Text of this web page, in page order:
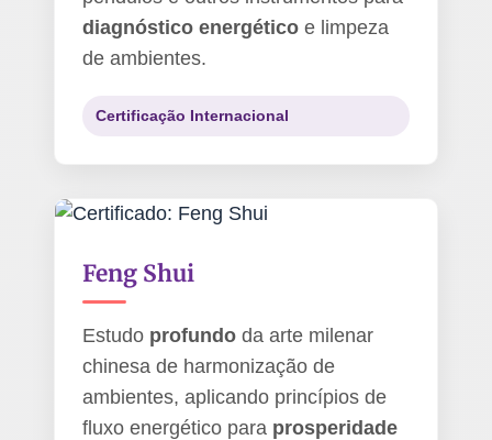
diagnóstico energético e limpeza
de ambientes.
Certificação Internacional
Feng Shui
Estudo profundo da arte milenar
chinesa de harmonização de
ambientes, aplicando princípios de
fluxo energético para prosperidade